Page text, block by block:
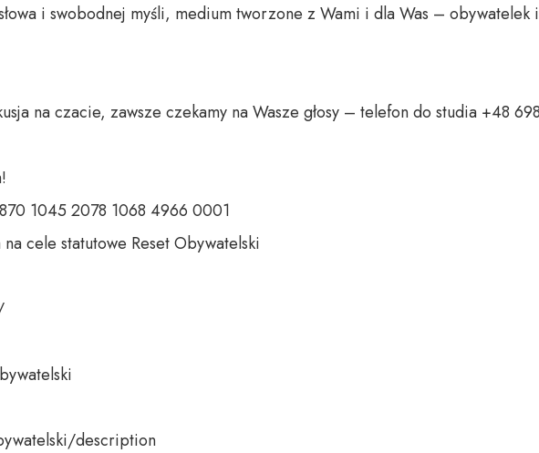
i swobodnej myśli, medium tworzone z Wami i dla Was – obywatelek i
1045 2078 1068 4966 0001
cele statutowe Reset Obywatelski
description